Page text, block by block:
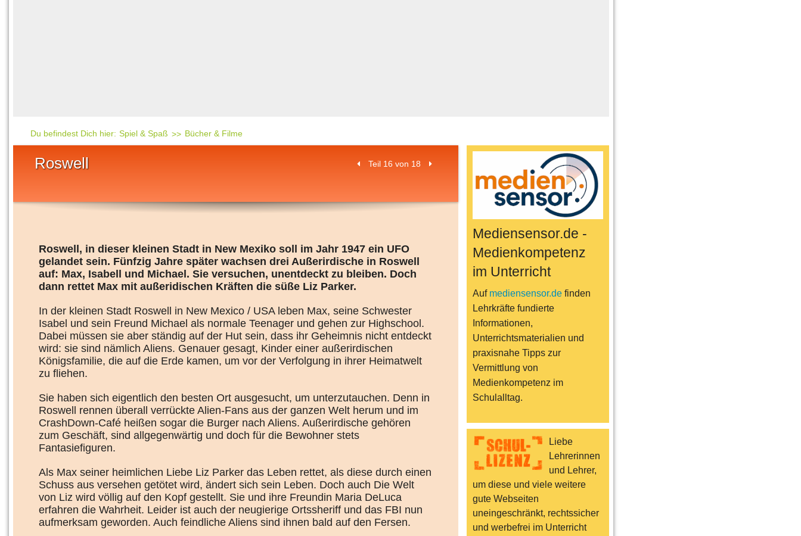
Technik
Reisen, Events & Sport
E-Cards
Du befindest Dich hier: Spiel & Spaß Bücher & Filme
Roswell Teil 16 von 18
Roswell, in dieser kleinen Stadt in New Mexiko soll im Jahr 1947 ein UFO
gelandet sein. Fünfzig Jahre später wachsen drei Außerirdische in Roswell
auf: Max, Isabell und Michael. Sie versuchen, unentdeckt zu bleiben. Doch
dann rettet Max mit außeridischen Kräften die süße Liz Parker.
In der kleinen Stadt Roswell in New Mexico / USA leben Max, seine Schwester
Isabel und sein Freund Michael als normale Teenager und gehen zur Highschool.
Dabei müssen sie aber ständig auf der Hut sein, dass ihr Geheimnis nicht entdeckt
wird: sie sind nämlich Aliens. Genauer gesagt, Kinder einer außerirdischen
Königsfamilie, die auf die Erde kamen, um vor der Verfolgung in ihrer Heimatwelt
zu fliehen.
Sie haben sich eigentlich den besten Ort ausgesucht, um unterzutauchen. Denn in
Roswell rennen überall verrückte Alien-Fans aus der ganzen Welt herum und im
CrashDown-Café heißen sogar die Burger nach Aliens. Außerirdische gehören
zum Geschäft, sind allgegenwärtig und doch für die Bewohner stets
Fantasiefiguren.
Als Max seiner heimlichen Liebe Liz Parker das Leben rettet, als diese durch einen
Schuss aus versehen getötet wird, ändert sich sein Leben. Doch auch Die Welt
von Liz wird völlig auf den Kopf gestellt. Sie und ihre Freundin Maria DeLuca
erfahren die Wahrheit. Leider ist auch der neugierige Ortssheriff und das FBI nun
aufmerksam geworden. Auch feindliche Aliens sind ihnen bald auf den Fersen.
Mediensensor.de -
Medienkompetenz
im Unterricht
Auf mediensensor.definden
Lehrkräfte fundierte
Informationen,
Unterrichtsmaterialien und
praxisnahe Tipps zur
Vermittlung von
Medienkompetenz im
Schulalltag.
Liebe
Lehrerinnen
und Lehrer,
um diese und viele weitere
gute Webseiten
uneingeschränkt, rechtssicher
und werbefrei im Unterricht